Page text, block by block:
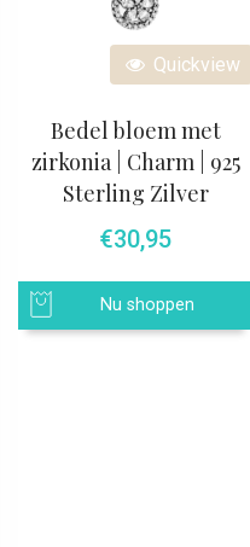
Quickview
Bedel bloem met
zirkonia | Charm | 925
Sterling Zilver
€30,95
Nu shoppen